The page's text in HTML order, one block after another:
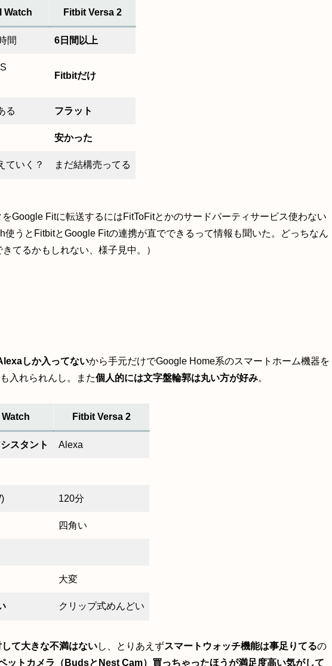
Watch Fitbit Versa 2
間 6日間以上
Fitbitだけ
る フラット
安かった
ていく？ まだ結構売ってる
Google Fitに転送するにはFitToFitとかのサードパーティサービス使わない
うとFitbitとGoogle Fitの連携が直でできるって情報も聞いた。どっちなん
てるかもしれない、様子見中。）
しか入ってないから手元だけでGoogle Home系のスマートホーム機器を
入れられんし。また個人的には文字盤輪郭は丸い方が好み。
Watch Fitbit Versa 2
スタント Alexa
120分
四角い
大変
クリップ式めんどい
て大きな不満はないし、とりあえずスマートウォッチ機能は事足りてるの
ットカメラ（BudsとNest Cam）買っちゃったほうが満足度高い気がして